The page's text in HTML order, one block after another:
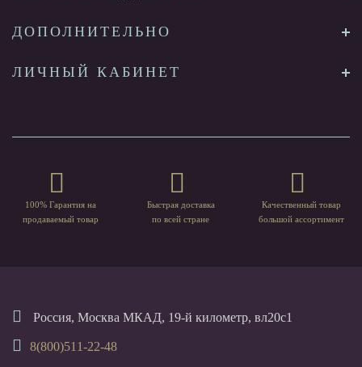
ДОПОЛНИТЕЛЬНО
ЛИЧНЫЙ КАБИНЕТ
100% Гарантия на
продаваемый товар
Быстрая доставка
по всей стране
Качественный товар
большой ассортимент
Россия, Москва МКАД, 19-й километр, вл20с1
8(800)511-22-48